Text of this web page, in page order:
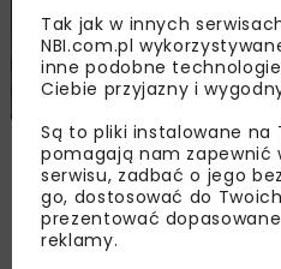
Śląskie Forum
Załaduj
Tak jak w innych
NBI.com.pl
inne podobne
Ciebie przyjazny i
Są to pliki instalowane na
pomagają nam zapewnić
serwisu, zadbać o jego
go, dostosować do
prezentować
reklamy.